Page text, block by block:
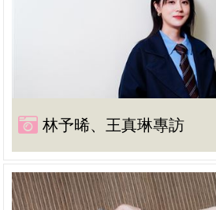
林予晞、王真琳專訪